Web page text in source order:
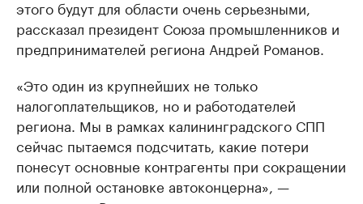
этого будут для области очень серьезными,
рассказал президент Союза промышленников и
предпринимателей региона Андрей Романов.
«Это один из крупнейших не только
налогоплательщиков, но и работодателей
региона. Мы в рамках калининградского СПП
сейчас пытаемся подсчитать, какие потери
понесут основные контрагенты при сокращении
или полной остановке автоконцерна», —